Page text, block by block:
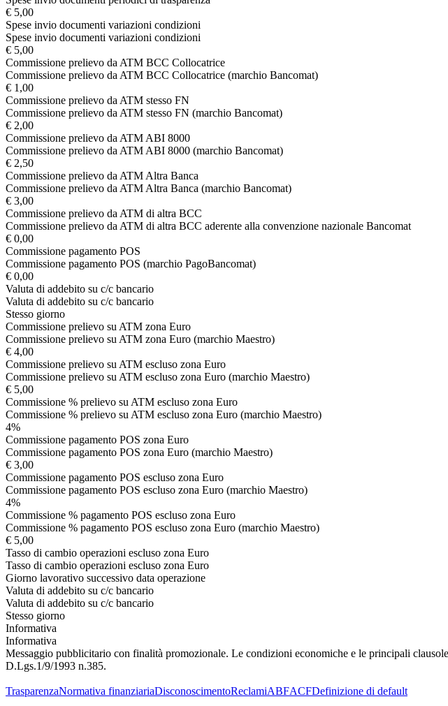
€ 5,00
Spese invio documenti variazioni condizioni
Spese invio documenti variazioni condizioni
€ 5,00
Commissione prelievo da ATM BCC Collocatrice
Commissione prelievo da ATM BCC Collocatrice (marchio Bancomat)
€ 1,00
Commissione prelievo da ATM stesso FN
Commissione prelievo da ATM stesso FN (marchio Bancomat)
€ 2,00
Commissione prelievo da ATM ABI 8000
Commissione prelievo da ATM ABI 8000 (marchio Bancomat)
€ 2,50
Commissione prelievo da ATM Altra Banca
Commissione prelievo da ATM Altra Banca (marchio Bancomat)
€ 3,00
Commissione prelievo da ATM di altra BCC
Commissione prelievo da ATM di altra BCC aderente alla convenzione nazionale Bancomat
€ 0,00
Commissione pagamento POS
Commissione pagamento POS (marchio PagoBancomat)
€ 0,00
Valuta di addebito su c/c bancario
Valuta di addebito su c/c bancario
Stesso giorno
Commissione prelievo su ATM zona Euro
Commissione prelievo su ATM zona Euro (marchio Maestro)
€ 4,00
Commissione prelievo su ATM escluso zona Euro
Commissione prelievo su ATM escluso zona Euro (marchio Maestro)
€ 5,00
Commissione % prelievo su ATM escluso zona Euro
Commissione % prelievo su ATM escluso zona Euro (marchio Maestro)
4%
Commissione pagamento POS zona Euro
Commissione pagamento POS zona Euro (marchio Maestro)
€ 3,00
Commissione pagamento POS escluso zona Euro
Commissione pagamento POS escluso zona Euro (marchio Maestro)
4%
Commissione % pagamento POS escluso zona Euro
Commissione % pagamento POS escluso zona Euro (marchio Maestro)
€ 5,00
Tasso di cambio operazioni escluso zona Euro
Tasso di cambio operazioni escluso zona Euro
Giorno lavorativo successivo data operazione
Valuta di addebito su c/c bancario
Valuta di addebito su c/c bancario
Stesso giorno
Informativa
Informativa
Messaggio pubblicitario con finalità promozionale. Le condizioni economiche e le principali
D.Lgs.1/9/1993 n.385.
TrasparenzaNormativa finanziariaDisconoscimentoReclamiABFACFDefinizione di default